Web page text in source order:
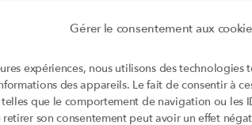
Gérer le consentement aux
expériences, nous utilisons des technologies
des appareils. Le fait de consentir à
que le comportement de navigation ou les
son consentement peut avoir un effet